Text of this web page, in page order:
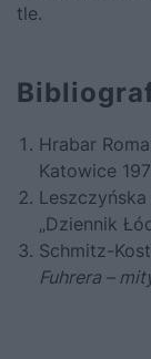
tle.
Hrabar
Katowice
Leszczyńska
„Dziennik
Schmitz-
Fuhrera –